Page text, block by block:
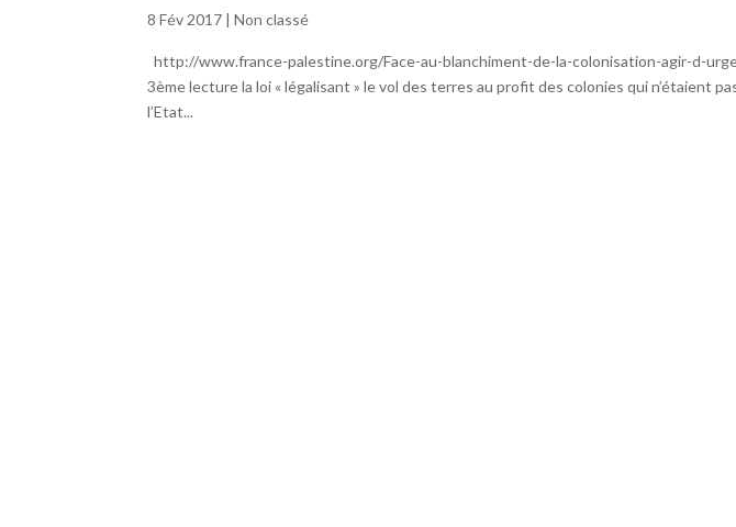
8 Fév 2017 |Non classé
http://www.france-palestine.org/Face-au-blanchiment-de-la-colonisation-agir-d-
3ème lecture la loi « légalisant » le vol des terres au profit des colonies qui n’étaient
l’Etat...